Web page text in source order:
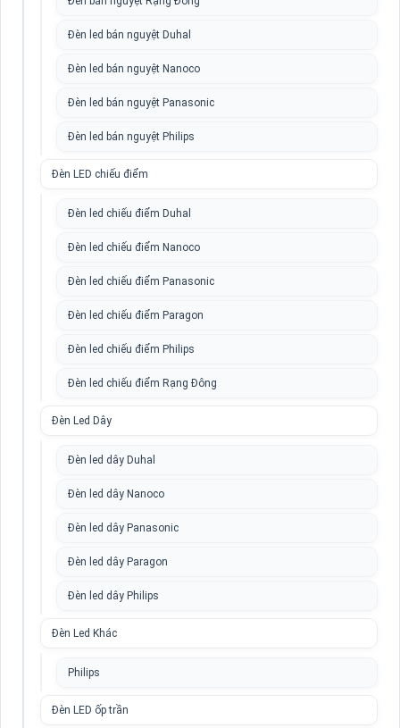
Đèn led bán nguyệt Duhal
Đèn led bán nguyệt Nanoco
Đèn led bán nguyệt Panasonic
Đèn led bán nguyệt Philips
Đèn LED chiếu điểm
Đèn led chiếu điểm Duhal
Đèn led chiếu điểm Nanoco
Đèn led chiếu điểm Panasonic
Đèn led chiếu điểm Paragon
Đèn led chiếu điểm Philips
Đèn led chiếu điểm Rạng Đông
Đèn Led Dây
Đèn led dây Duhal
Đèn led dây Nanoco
Đèn led dây Panasonic
Đèn led dây Paragon
Đèn led dây Philips
Đèn Led Khác
Philips
Đèn LED ốp trần